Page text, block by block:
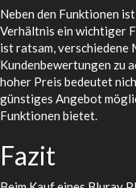
Neben den Funktionen
Verhältnis ein wichtiger
ist ratsam, verschiedene
Kundenbewertungen zu
hoher Preis bedeutet
günstiges Angebot
Funktionen bietet.
Fazit